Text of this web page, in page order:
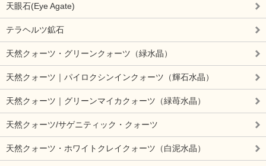
天眼石(Eye Agate)
テラヘルツ鉱石
天然クォーツ・グリーンクォーツ（緑水晶）
天然クォーツ｜パイロクシンインクォーツ（輝石水晶）
天然クォーツ｜グリーンマイカクォーツ（緑苺水晶）
天然クォーツ/サゲニティック・クォーツ
天然クォーツ・ホワイトクレイクォーツ（白泥水晶）